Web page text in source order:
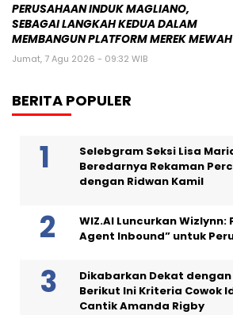
PERUSAHAAN INDUK MAGLIANO,
SEBAGAI LANGKAH KEDUA DALAM
MEMBANGUN PLATFORM MEREK
Jumat, 7 Agu 2026 - 09:32 WIB
BERITA POPULER
Selebgram Seksi Lisa
Beredarnya Rekaman
dengan Ridwan Kamil
WIZ.AI Luncurkan
Agent Inbound” untuk
Dikabarkan Dekat
Berikut Ini Kriteria Cowok
Cantik Amanda Rigby